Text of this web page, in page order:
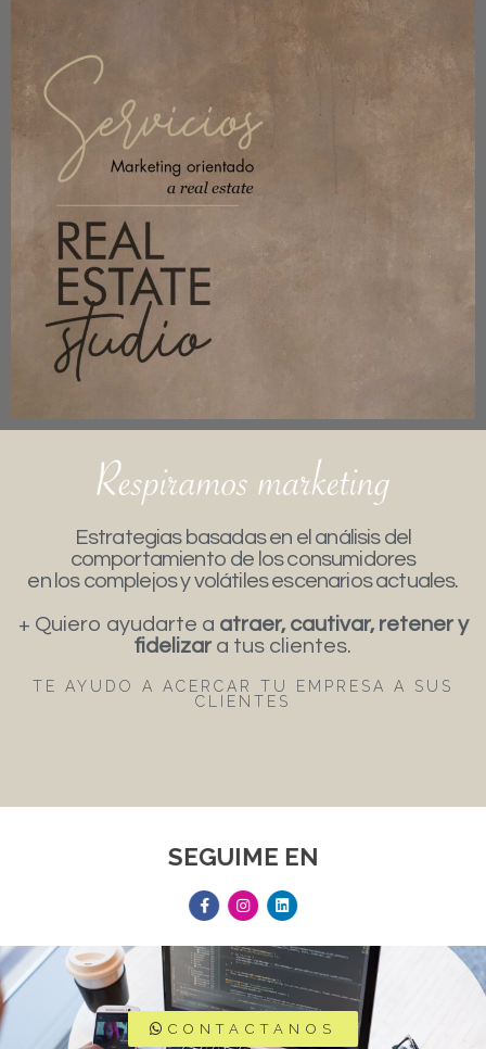
Estrategias basadas en el análisis del
comportamiento de los consumidores
en los complejos y volátiles escenarios actuales.
+ Quiero ayudarte a atraer, cautivar, retener y
fidelizar a tus clientes.
TE AYUDO A ACERCAR TU EMPRESA A SUS
CLIENTES
SEGUIME EN
CONTACTANOS